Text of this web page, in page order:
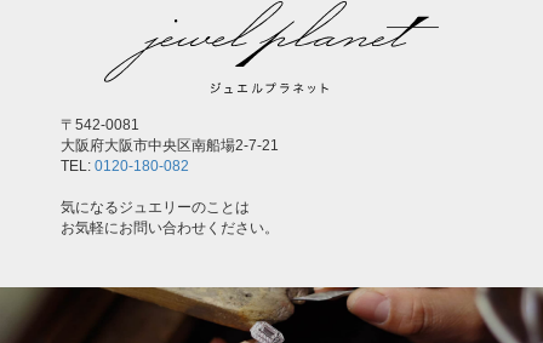
〒542-0081
大阪府大阪市中央区南船場2-7-21
TEL: 0120-180-082
気になるジュエリーのことは
お気軽にお問い合わせください。